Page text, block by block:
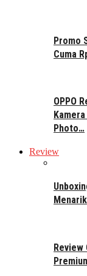
Promo
Cuma
OPPO
Photo…
Review
Menarik
Review